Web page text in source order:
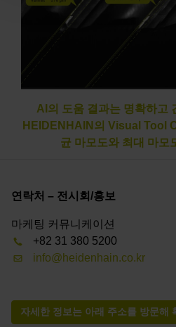
AI의 도움 결과는 명확하고
HEIDENHAIN의 Visual Tool
균 마모도와 최대 마모
연락처 – 전시회/홍보
마케팅 커뮤니케이션
+82 31 380 5200
info@heidenhain.co.kr
자세한 정보는 아래 주소를 방문해